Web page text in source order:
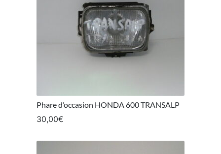
Phare d’occasion HONDA 600 TRANSALP
30,00€